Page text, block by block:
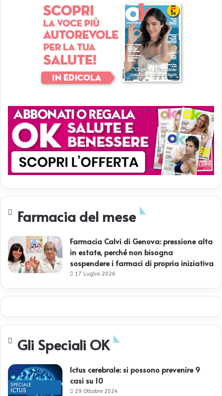
Farmacia del mese
Farmacia Calvi di Genova: pressione alta
in estate, perché non bisogna
sospendere i farmaci di propria iniziativa
17 Luglio 2026
Gli Speciali OK
Ictus cerebrale: si possono prevenire 9
casi su 10
29 Ottobre 2024